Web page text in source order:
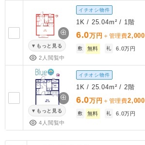
もっと見る
2人閲覧中
イチオシ物件
1K / 25.04m² / 1階
6.0万円 ＋管理費2,000
敷 無料 礼 6.0万円
もっと見る
4人閲覧中
イチオシ物件
1K / 25.04m² / 2階
6.0万円 ＋管理費2,000
敷 無料 礼 6.0万円